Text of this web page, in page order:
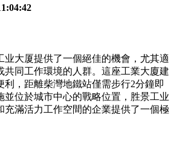
业大厦提供了一個絕佳的機會，尤其適
共同工作環境的人群。這座工業大廈建
利，距離柴灣地鐵站僅需步行2分鐘即
並位於城市中心的戰略位置，胜景工业
充滿活力工作空間的企業提供了一個極